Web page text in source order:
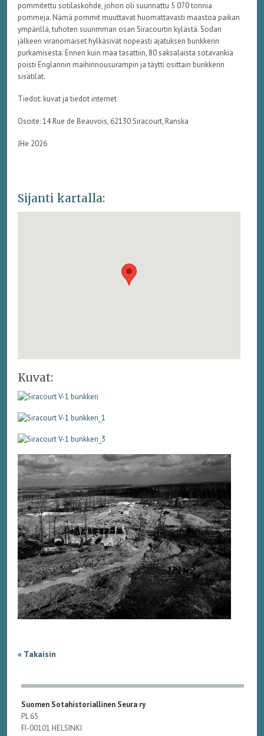
pommitettu sotilaskohde, johon oli suunnattu 5 070 tonnia
pommeja. Nämä pommit muuttavat huomattavasti maastoa paikan
ympärillä, tuhoten suurimman osan Siracourtin kylästä. Sodan
jälkeen viranomaiset hylkäsivät nopeasti ajatuksen bunkkerin
purkamisesta. Ennen kuin maa tasattiin, 80 saksalaista sotavankia
poisti Englannin maihinnousurampin ja täytti osittain bunkkerin
sisätilat.
Tiedot: kuvat ja tiedot internet
Osoite: 14 Rue de Beauvois, 62130 Siracourt, Ranska
JHe 2026
Sijanti kartalla:
Kuvat:
« Takaisin
Suomen Sotahistoriallinen Seura ry
PL 65
FI-00101 HELSINKI